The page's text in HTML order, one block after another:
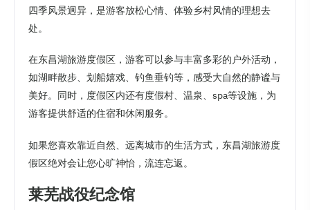
四季风景迥异，是游客放松心情、体验乡村风情的理想去
处。
在东昌湖旅游度假区，游客可以参与丰富多彩的户外活动，
如湖畔散步、划船嬉戏、钓鱼垂钓等，感受大自然的静谧与
美好。同时，度假区内还有度假村、温泉、spa等设施，为
游客提供舒适的住宿和休闲服务。
如果您喜欢靠近自然、远离城市的生活方式，东昌湖旅游度
假区绝对会让您心旷神怡，流连忘返。
莱芜战役纪念馆